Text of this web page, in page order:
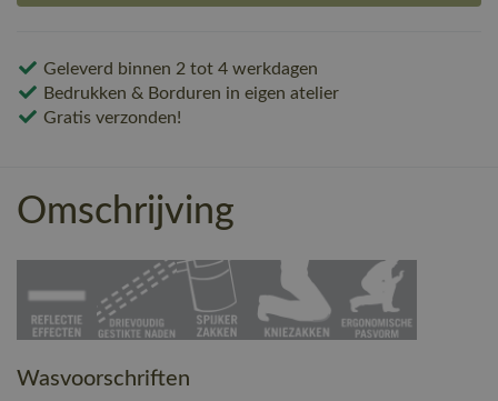
Geleverd binnen 2 tot 4 werkdagen
Bedrukken & Borduren in eigen atelier
Gratis verzonden!
Omschrijving
Wasvoorschriften